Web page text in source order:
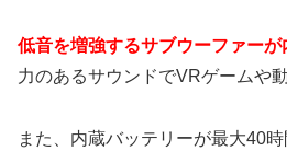
低音を増強するサブウーファーが
力のあるサウンドでVRゲームや
また、内蔵バッテリーが最大40